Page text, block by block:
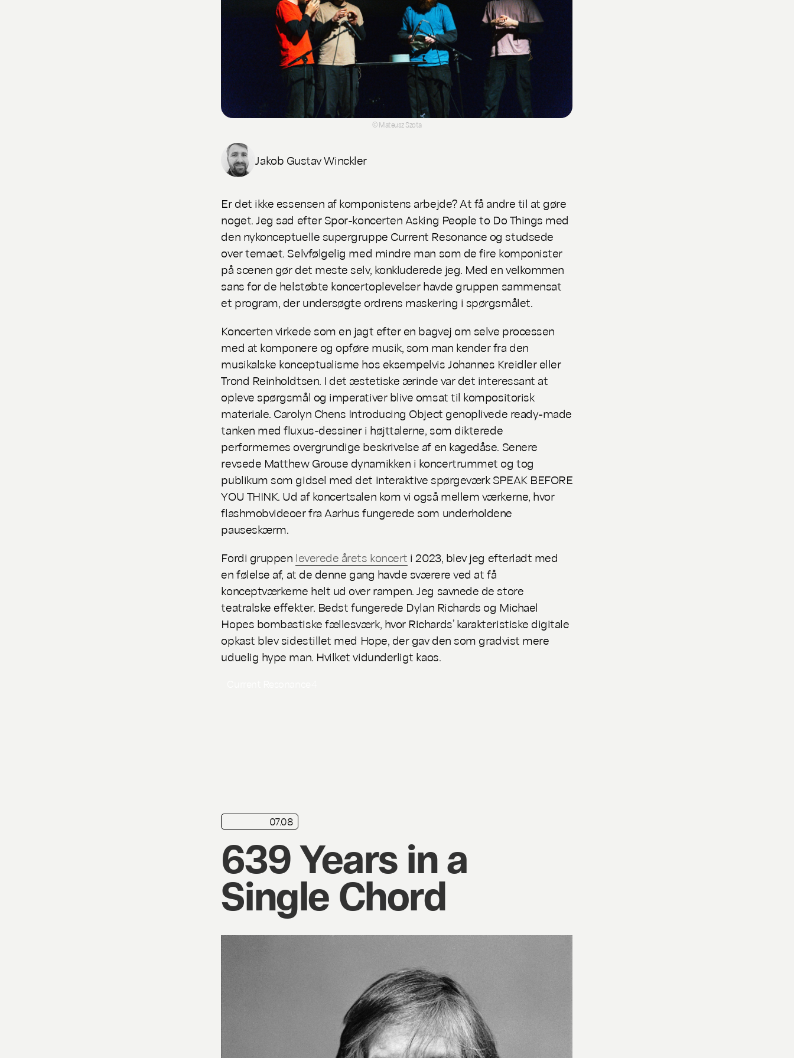
© Mateusz Szota
Jakob Gustav Winckler
Er det ikke essensen af komponistens arbejde? At få andre til at gøre
noget. Jeg sad efter Spor-koncerten Asking People to Do Things med
den nykonceptuelle supergruppe Current Resonance og studsede
over temaet. Selvfølgelig med mindre man som de fire komponister
på scenen gør det meste selv, konkluderede jeg. Med en velkommen
sans for de helstøbte koncertoplevelser havde gruppen sammensat
et program, der undersøgte ordrens maskering i spørgsmålet.
Koncerten virkede som en jagt efter en bagvej om selve processen
med at komponere og opføre musik, som man kender fra den
musikalske konceptualisme hos eksempelvis Johannes Kreidler eller
Trond Reinholdtsen. I det æstetiske ærinde var det interessant at
opleve spørgsmål og imperativer blive omsat til kompositorisk
materiale. Carolyn Chens Introducing Object genoplivede ready-made
tanken med fluxus-dessiner i højttalerne, som dikterede
performernes overgrundige beskrivelse af en kagedåse. Senere
revsede Matthew Grouse dynamikken i koncertrummet og tog
publikum som gidsel med det interaktive spørgeværkSPEAK BEFORE
YOU THINK. Ud af koncertsalen kom vi også mellem værkerne, hvor
flashmobvideoer fra Aarhus fungerede som underholdene
pauseskærm.
Fordi gruppen leverede årets koncert i 2023, blev jeg efterladt med
en følelse af, at de denne gang havde sværere ved at få
konceptværkerne helt ud over rampen. Jeg savnede de store
teatralske effekter. Bedst fungerede Dylan Richards og Michael
Hopes bombastiske fællesværk, hvor Richards’ karakteristiske digitale
opkast blev sidestillet med Hope, der gav den som gradvist mere
uduelig hype man. Hvilket vidunderligt kaos.
07.08
639 Years in a
Single Chord